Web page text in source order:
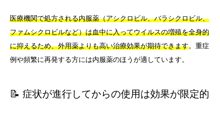
医療機関で処方される内服薬（アシクロビル、バラシクロビル、
ファムシクロビルなど）は血中に入ってウイルスの増殖を全身的
に抑えるため、外用薬よりも高い治療効果が期待できます。重症
例や頻繁に再発する方には内服薬のほうが適しています。
📝 症状が進行してからの使用は効果が限定的